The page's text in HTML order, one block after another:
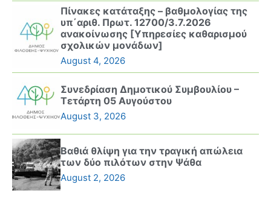
Πίνακες κατάταξης – βαθμολογίας της
υπ΄αριθ. Πρωτ. 12700/3.7.2026
ανακοίνωσης [Υπηρεσίες καθαρισμού
σχολικών μονάδων]
August 4, 2026
Συνεδρίαση Δημοτικού Συμβουλίου –
Τετάρτη 05 Αυγούστου
August 3, 2026
Βαθιά θλίψη για την τραγική απώλεια
των δύο πιλότων στην Ψάθα
August 2, 2026